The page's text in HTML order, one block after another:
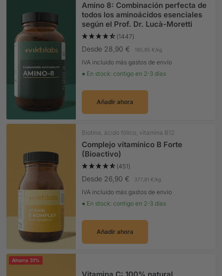
Amino 8: Combinación perfecta de
todos los aminoácidos esenciales
según el Prof. Dr. Lucà-Moretti
(1447)
Precio Oferta
Desde 28,90 € 185,85 €/kg
IVA incluido más gastos de envío
● En stock: contigo en 2-3 días
Añadir ahora
Biotina, ácido fólico, vitamina B12
Complejo vitamínico B Forte
(Bioactivo)
(451)
Precio Oferta
Desde 26,90 € 377,81 €/kg
IVA incluido más gastos de envío
● En stock: contigo en 2-3 días
Añadir ahora
Ahorra 31%